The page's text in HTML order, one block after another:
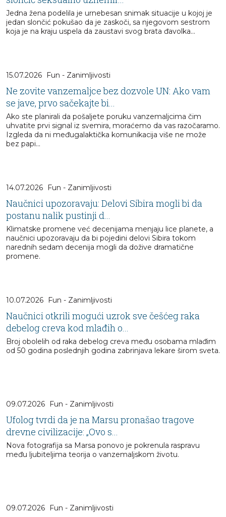
Jedna žena podelila je urnebesan snimak situacije u kojoj je
jedan slončić pokušao da je zaskoči, sa njegovom sestrom
koja je na kraju uspela da zaustavi svog brata đavolka...
15.07.2026 Fun - Zanimljivosti
Ne zovite vanzemaljce bez dozvole UN: Ako vam
se jave, prvo sačekajte bi...
Ako ste planirali da pošaljete poruku vanzemaljcima čim
uhvatite prvi signal iz svemira, moraćemo da vas razočaramo.
Izgleda da ni međugalaktička komunikacija više ne može
bez papi...
14.07.2026 Fun - Zanimljivosti
Naučnici upozoravaju: Delovi Sibira mogli bi da
postanu nalik pustinji d...
Klimatske promene već decenijama menjaju lice planete, a
naučnici upozoravaju da bi pojedini delovi Sibira tokom
narednih sedam decenija mogli da dožive dramatične
promene.
10.07.2026 Fun - Zanimljivosti
Naučnici otkrili mogući uzrok sve češćeg raka
debelog creva kod mlađih o...
Broj obolelih od raka debelog creva među osobama mlađim
od 50 godina poslednjih godina zabrinjava lekare širom sveta.
09.07.2026 Fun - Zanimljivosti
Ufolog tvrdi da je na Marsu pronašao tragove
drevne civilizacije: „Ovo s...
Nova fotografija sa Marsa ponovo je pokrenula raspravu
među ljubiteljima teorija o vanzemaljskom životu.
09.07.2026 Fun - Zanimljivosti